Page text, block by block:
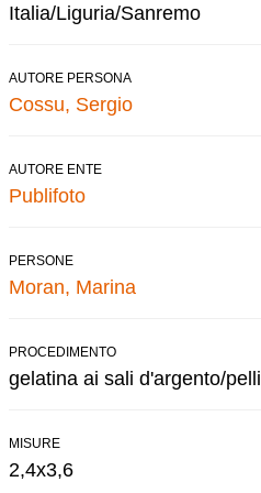
Italia/Liguria/Sanremo
AUTORE PERSONA
Cossu, Sergio
AUTORE ENTE
Publifoto
PERSONE
Moran, Marina
PROCEDIMENTO
gelatina ai sali d'argento/
MISURE
2,4x3,6